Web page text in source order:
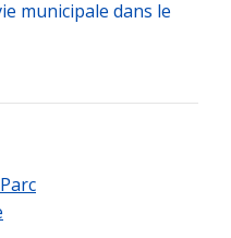
municipale dans le